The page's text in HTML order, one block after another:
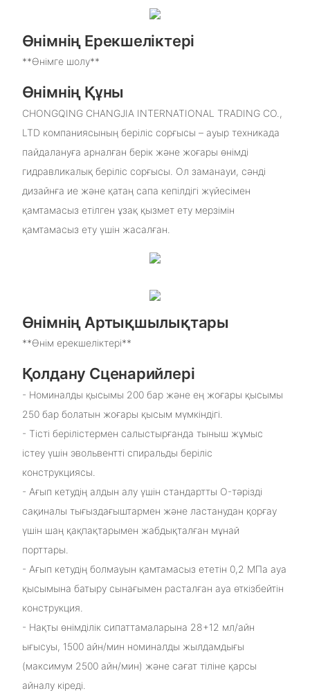
Өнімнің Ерекшеліктері
**Өнімге шолу**
Өнімнің Құны
CHONGQING CHANGJIA INTERNATIONAL TRADING CO.,
LTD компаниясының беріліс сорғысы – ауыр техникада
пайдалануға арналған берік және жоғары өнімді
гидравликалық беріліс сорғысы. Ол заманауи, сәнді
дизайнға ие және қатаң сапа кепілдігі жүйесімен
қамтамасыз етілген ұзақ қызмет ету мерзімін
қамтамасыз ету үшін жасалған.
Өнімнің Артықшылықтары
**Өнім ерекшеліктері**
Қолдану Сценарийлері
- Номиналды қысымы 200 бар және ең жоғары қысымы
250 бар болатын жоғары қысым мүмкіндігі.
- Тісті берілістермен салыстырғанда тыныш жұмыс
істеу үшін эвольвентті спиральды беріліс
конструкциясы.
- Ағып кетудің алдын алу үшін стандартты O-тәрізді
сақиналы тығыздағыштармен және ластанудан қорғау
үшін шаң қақпақтарымен жабдықталған мұнай
порттары.
- Ағып кетудің болмауын қамтамасыз ететін 0,2 МПа ауа
қысымына батыру сынағымен расталған ауа өткізбейтін
конструкция.
- Нақты өнімділік сипаттамаларына 28+12 мл/айн
ығысуы, 1500 айн/мин номиналды жылдамдығы
(максимум 2500 айн/мин) және сағат тіліне қарсы
айналу кіреді.